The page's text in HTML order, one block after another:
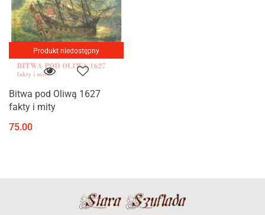
Produkt niedostępny
Bitwa pod Oliwą 1627
fakty i mity
75.00